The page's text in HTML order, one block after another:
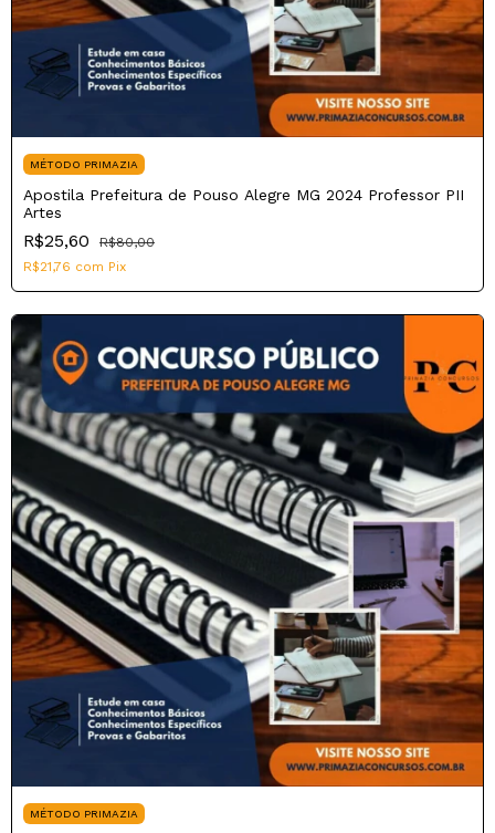
MÉTODO PRIMAZIA
Apostila Prefeitura de Pouso Alegre MG 2024 Professor PII
Artes
R$25,60
R$80,00
R$21,76 com Pix
MÉTODO PRIMAZIA